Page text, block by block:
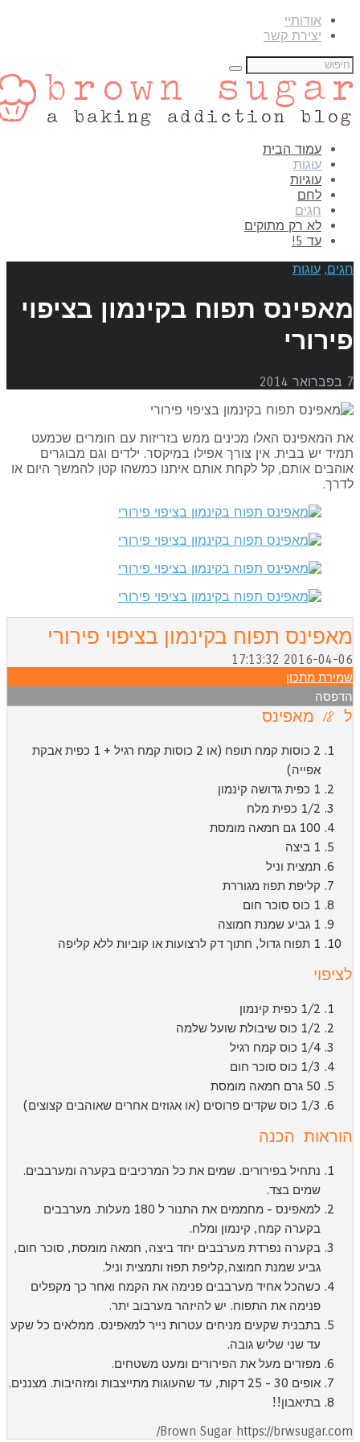
אודותיי
יצירת קשר
עמוד הבית
עוגות
עוגיות
לחם
חגים
לא רק מתוקים
עד 5!
,עוגות
תפוח בקינמון בציפוי
המאפינס האלו מכינים ממש בזריזות עם חומרים שכמעט
יש בבית. אין צורך אפילו במיקסר. ילדים וגם מבוגרים
אותם, קל לקחת אותם איתנו כמשהו קטן להמשך היום או
תפוח בקינמון בציפוי פירורי
2016-04-06
מתכון
2 כוסות קמח תופח (או 2 כוסות קמח רגיל + 1 כפית אבקת
אפייה)
1 כפית גדושה קינמון
1/2 כפית מלח
100 גם חמאה מומסת
1 ביצה
תמצית וניל
קליפת תפוז מגוררת
1 כוס סוכר חום
1 גביע שמנת חמוצה
1 תפוח גדול, חתוך דק לרצועות או קוביות ללא קליפה
1/2 כפית קינמון
1/2 כוס שיבולת שועל שלמה
1/4 כוס קמח רגיל
1/3 כוס סוכר חום
50 גרם חמאה מומסת
1/3 כוס שקדים פרוסים (או אגוזים אחרים שאוהבים קצוצים)
הכנה
נתחיל בפירורים. שמים את כל המרכיבים בקערה ומערבבים.
שמים בצד.
למאפינס - מחממים את התנור ל 180 מעלות. מערבבים
בקערה קמח, קינמון ומלח.
בקערה נפרדת מערבבים יחד ביצה, חמאה מומסת, סוכר חום,
גביע שמנת חמוצה,קליפת תפוז ותמצית וניל.
כשהכל אחיד מערבבים פנימה את הקמח ואחר כך מקפלים
פנימה את התפוח. יש להיזהר מערבוב יתר.
בתבנית שקעים מניחים עטרות נייר למאפינס. ממלאים כל שקע
עד שני שליש גובה.
מפזרים מעל את הפירורים ומעט משטחים.
אופים 30 - 25 דקות, עד שהעוגות מתייצבות ומזהיבות. מצננים.
בתיאבון!!
Brown Sugar https://